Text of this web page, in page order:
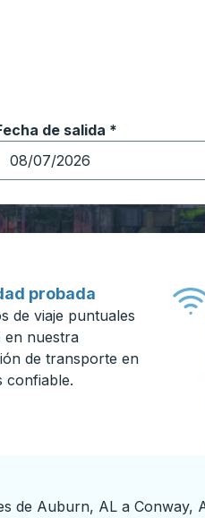
las teclas de flecha
abrir las opciones de
de salida *
la fecha en formato
probada
de viaje puntuales
nuestra
de transporte en
confiable.
de Auburn, AL a Conway,